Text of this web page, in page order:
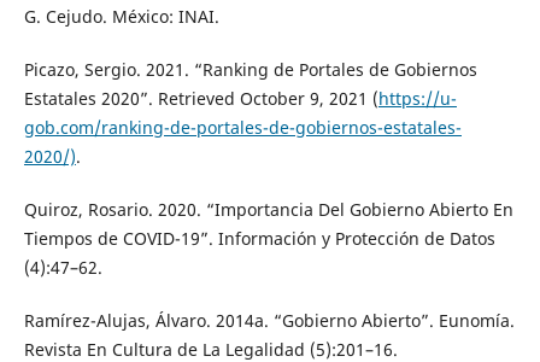
G. Cejudo. México: INAI.
Picazo, Sergio. 2021. “Ranking de Portales de Gobiernos
Estatales 2020”. Retrieved October 9, 2021 (https://u-
gob.com/ranking-de-portales-de-gobiernos-estatales-
2020/).
Quiroz, Rosario. 2020. “Importancia Del Gobierno Abierto En
Tiempos de COVID-19”. Información y Protección de Datos
(4):47–62.
Ramírez-Alujas, Álvaro. 2014a. “Gobierno Abierto”. Eunomía.
Revista En Cultura de La Legalidad (5):201–16.